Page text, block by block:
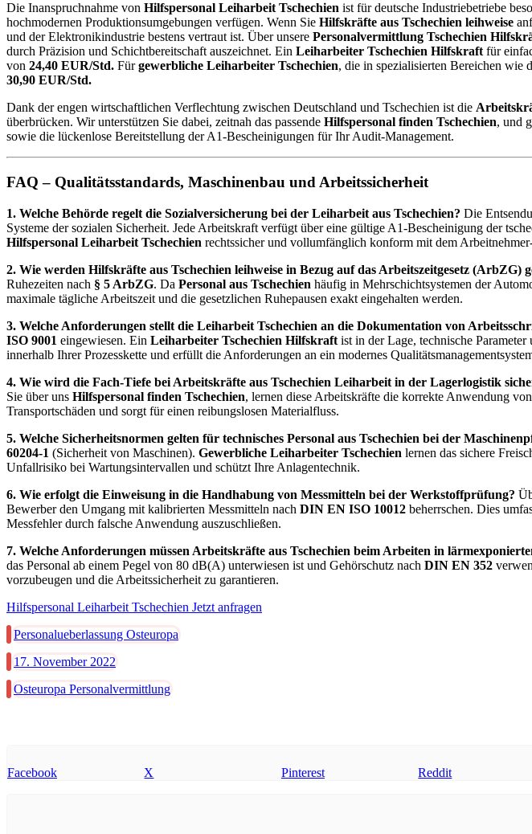
Die Inanspruchnahme von Hilfspersonal Leiharbeit Tschechien ist für deutsche Industriebetriebe
hochmodernen Produktionsumgebungen verfügen. Wenn Sie Hilfskräfte aus Tschechien leihweise
und der Elektronikindustrie bestens vertraut ist. Über unsere Personalvermittlung Tschechien
durch Präzision und Schichtbereitschaft auszeichnet. Ein Leiharbeiter Tschechien Hilfskraftfür
von 24,40 EUR/Std. Fürgewerbliche Leiharbeiter Tschechien, die in spezialisierten Bereichen wie
30,90 EUR/Std.
Dank der engen wirtschaftlichen Verflechtung zwischen Deutschland und Tschechien ist die
überbrücken. Wir unterstützen Sie dabei, zeitnah das passende Hilfspersonal finden Tschechien, und
sowie die lückenlose Bereitstellung der A1-Bescheinigungen für Ihr Audit-Management.
FAQ – Qualitätsstandards, Maschinenbau und Arbeitssicherheit
1. Welche Behörde regelt die Sozialversicherung bei der Leiharbeit aus Tschechien? Die
Systeme der sozialen Sicherheit. Jede Arbeitskraft verfügt über eine gültige A1-Bescheinigung der
Hilfspersonal Leiharbeit Tschechien rechtssicher und vollumfänglich konform mit dem
2. Wie werden Hilfskräfte aus Tschechien leihweise in Bezug auf das Arbeitszeitgesetz (ArbZG)
Ruhezeiten nach § 5 ArbZG. Da Personal aus Tschechien häufig in Mehrschichtsystemen der
maximale tägliche Arbeitszeit und die gesetzlichen Ruhepausen exakt eingehalten werden.
3. Welche Anforderungen stellt die Leiharbeit Tschechien an die Dokumentation von
ISO 9001 eingewiesen. Ein Leiharbeiter Tschechien Hilfskraft ist in der Lage, technische
innerhalb Ihrer Prozesskette und erfüllt die Anforderungen an ein modernes
4. Wie wird die Fach-Tiefe bei Arbeitskräfte aus Tschechien Leiharbeit in der Lagerlogistik
Sie über uns Hilfspersonal finden Tschechien, lernen diese Arbeitskräfte die korrekte Anwendung
Transportschäden und sorgt für einen reibungslosen Materialfluss.
5. Welche Sicherheitsnormen gelten für technisches Personal aus Tschechien bei der
60204-1 (Sicherheit von Maschinen). Gewerbliche Leiharbeiter Tschechien lernen das sichere
Unfallrisiko bei Wartungsintervallen und schützt Ihre Anlagentechnik.
6. Wie erfolgt die Einweisung in die Handhabung von Messmitteln bei der Werkstoffprüfung?
Bewerber den Umgang mit kalibrierten Messmitteln nach DIN EN ISO 10012 beherrschen. Dies
Messfehler durch falsche Anwendung auszuschließen.
7. Welche Anforderungen müssen Arbeitskräfte aus Tschechien beim Arbeiten in
das Personal ab einem Pegel von 80 dB(A) unterwiesen ist und Gehörschutz nach DIN EN 352
vorzubeugen und die Arbeitssicherheit zu garantieren.
Hilfspersonal Leiharbeit Tschechien Jetzt anfragen
Personalueberlassung Osteuropa
17. November 2022
Osteuropa Personalvermittlung
Facebook X Pinterest Reddit